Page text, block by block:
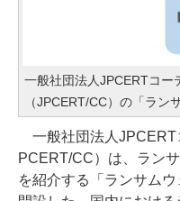
一般社団法人JPCERTコー
（JPCERT/CC）の「ラン
一般社団法人JPCERT
PCERT/CC）は、ラン
を紹介する「ランサム